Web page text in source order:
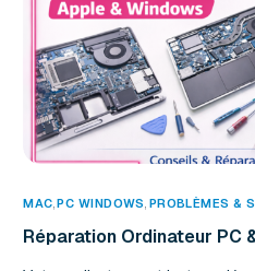
MAC,PC WINDOWS, PROBLÈMES &
Réparation Ordinateur PC